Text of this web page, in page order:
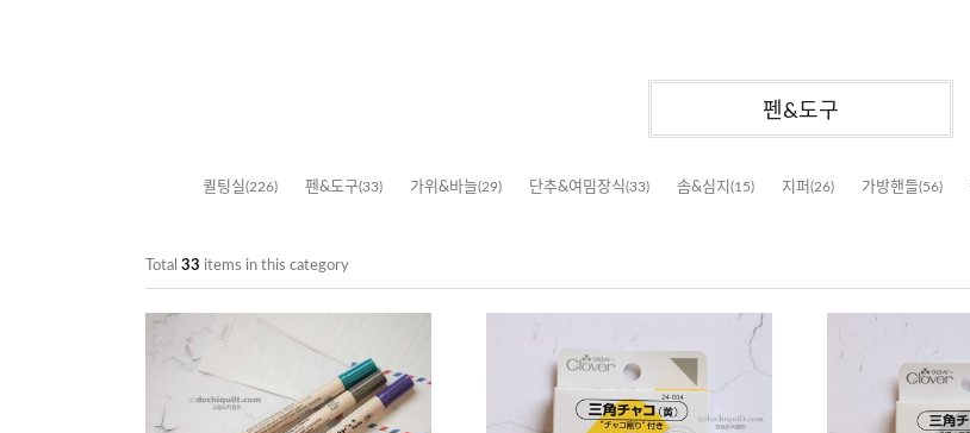
펜&도구
퀼팅실(226) 펜&도구(33) 가위&바늘(29) 단추&여밈장식(33) 솜&심지 (15) 지퍼(26) 가방핸들(56)
Total 33 items in this category